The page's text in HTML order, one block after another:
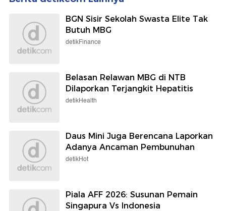
BGN Sisir Sekolah Swasta Elite Tak
Butuh MBG
detikFinance
Belasan Relawan MBG di NTB
Dilaporkan Terjangkit Hepatitis
detikHealth
Daus Mini Juga Berencana Laporkan
Adanya Ancaman Pembunuhan
detikHot
Piala AFF 2026: Susunan Pemain
Singapura Vs Indonesia